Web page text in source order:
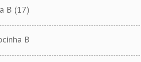
B (17)
B